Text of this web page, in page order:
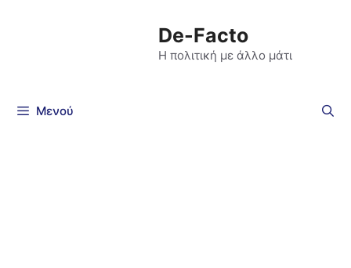
De-Facto
Η πολιτική με άλλο μάτι
Μενού